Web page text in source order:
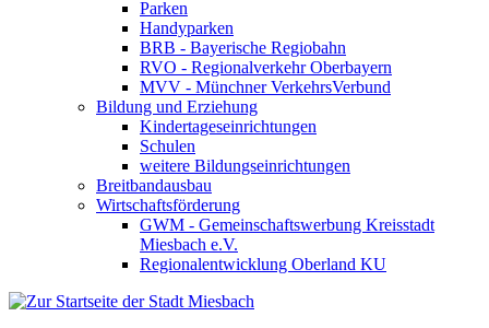
Parken
Handyparken
BRB - Bayerische Regiobahn
RVO - Regionalverkehr Oberbayern
MVV - Münchner VerkehrsVerbund
Bildung und Erziehung
Kindertageseinrichtungen
Schulen
weitere Bildungseinrichtungen
Breitbandausbau
Wirtschaftsförderung
GWM - Gemeinschaftswerbung Kreisstadt
Miesbach e.V.
Regionalentwicklung Oberland KU